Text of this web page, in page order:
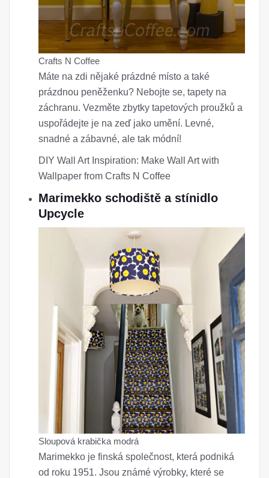
Crafts N Coffee
Máte na zdi nějaké prázdné místo a také
prázdnou peněženku? Nebojte se, tapety na
záchranu. Vezměte zbytky tapetových proužků a
uspořádejte je na zeď jako umění. Levné,
snadné a zábavné, ale tak módní!
DIY Wall Art Inspiration: Make Wall Art with
Wallpaper from Crafts N Coffee
Marimekko schodiště a stínidlo
Upcycle
Sloupová krabička modrá
Marimekko je finská společnost, která podniká
od roku 1951. Jsou známé výrobky, které se